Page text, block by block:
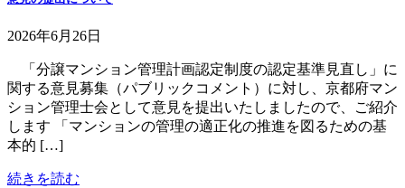
2026年6月26日
「分譲マンション管理計画認定制度の認定基準見直し」に
関する意見募集（パブリックコメント）に対し、京都府マン
ション管理士会として意見を提出いたしましたので、ご紹介
します 「マンションの管理の適正化の推進を図るための基
本的 […]
続きを読む